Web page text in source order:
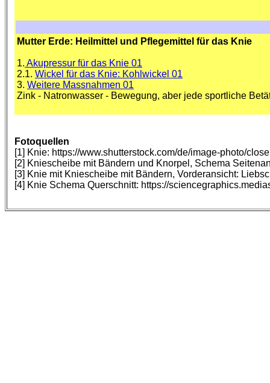
Mutter Erde: Heilmittel und Pflegemittel für das Knie
1. Akupressur für das Knie 01
2.1. Wickel für das Knie: Kohlwickel 01
3. Weitere Massnahmen 01
Zink - Natronwasser - Bewegung, aber jede sportliche
Fotoquellen
[1] Knie: https://www.shutterstock.com/de/image-photo/
[2] Kniescheibe mit Bändern und Knorpel, Schema
[3] Knie mit Kniescheibe mit Bändern, Vorderansicht:
[4] Knie Schema Querschnitt: https://